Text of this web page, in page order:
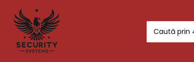
content
for: